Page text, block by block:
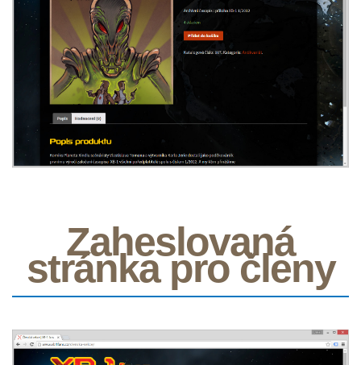
Zaheslovaná
stránka pro členy